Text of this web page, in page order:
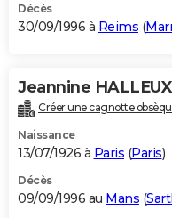
Décès
30/09/1996 à Reims (
Jeannine HALLEUX
Créer une cagnotte
Naissance
13/07/1926 à Paris (Paris)
Décès
09/09/1996 au Mans (